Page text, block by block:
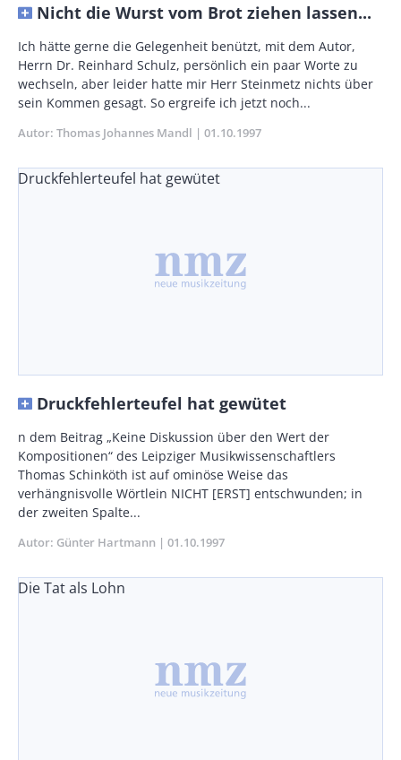
Nicht die Wurst vom Brot ziehen lassen...
Body
Ich hätte gerne die Gelegenheit benützt, mit dem Autor,
Herrn Dr. Reinhard Schulz, persönlich ein paar Worte zu
wechseln, aber leider hatte mir Herr Steinmetz nichts über
sein Kommen gesagt. So ergreife ich jetzt noch...
Autor Thomas Johannes Mandl Publikationsdatum
01.10.1997
Druckfehlerteufel hat gewütet
Druckfehlerteufel hat gewütet
Body
n dem Beitrag „Keine Diskussion über den Wert der
Kompositionen“ des Leipziger Musikwissenschaftlers
Thomas Schinköth ist auf ominöse Weise das
verhängnisvolle Wörtlein NICHT [ERST] entschwunden; in
der zweiten Spalte...
Autor Günter Hartmann Publikationsdatum
01.10.1997
Die Tat als Lohn